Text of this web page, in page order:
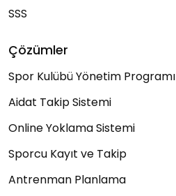
SSS
Çözümler
Spor Kulübü Yönetim Programı
Aidat Takip Sistemi
Online Yoklama Sistemi
Sporcu Kayıt ve Takip
Antrenman Planlama